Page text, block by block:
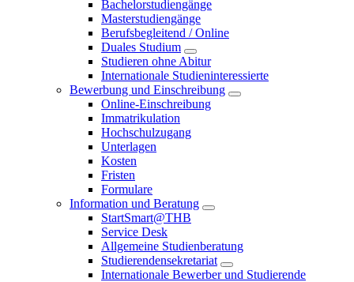
Bachelorstudiengänge
Masterstudiengänge
Berufsbegleitend / Online
Duales Studium
Studieren ohne Abitur
Internationale Studieninteressierte
Bewerbung und Einschreibung
Online-Einschreibung
Immatrikulation
Hochschulzugang
Unterlagen
Kosten
Fristen
Formulare
Information und Beratung
StartSmart@THB
Service Desk
Allgemeine Studienberatung
Studierendensekretariat
Internationale Bewerber und Studierende